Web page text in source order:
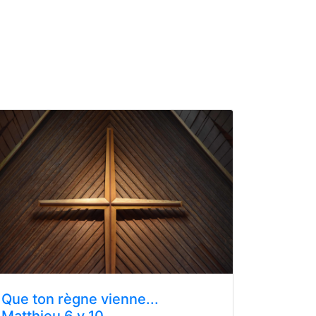
Que ton règne vienne...